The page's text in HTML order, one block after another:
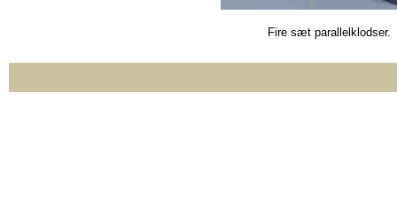
Fire sæt parallelklodser.